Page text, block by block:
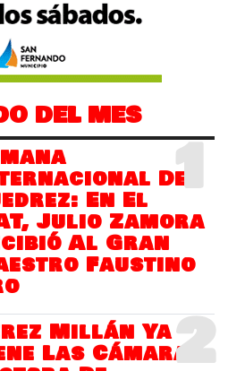
DEL MES
1
Del
En El
Julio Zamora
Al Gran
Faustino
2
Millán Ya
Las Cámaras